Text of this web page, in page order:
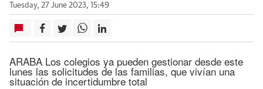
Tuesday, 27 June 2023, 15:49
ARABA Los colegios ya pueden gestionar desde este
lunes las solicitudes de las familias, que vivían una
situación de incertidumbre total